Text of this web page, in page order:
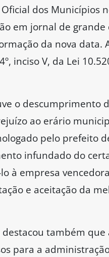
dos Municípios
em jornal de
da nova
inciso V, da Lei
o descumprimento
ao erário
pelo prefeito
infundado do
à empresa
e aceitação da
também
para a